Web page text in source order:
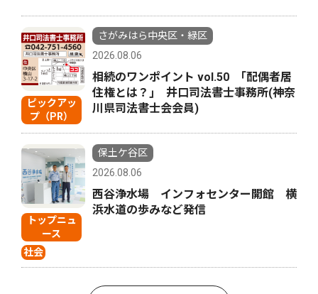
ピックアッ
プ（PR）
さがみはら中央区・緑区
2026.08.06
相続のワンポイント vol.50 ｢配偶者居
住権とは？｣ 井口司法書士事務所(神奈
川県司法書士会会員)
トップニュ
ース
社会
保土ケ谷区
2026.08.06
西谷浄水場 インフォセンター開館 横
浜水道の歩みなど発信